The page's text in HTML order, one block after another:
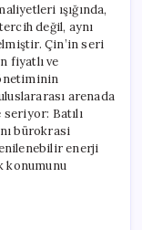
ışığında,
değil, aynı
Çin’in seri
fiyatlı ve
arenada
Batılı
bürokrasi
enerji
konumunu